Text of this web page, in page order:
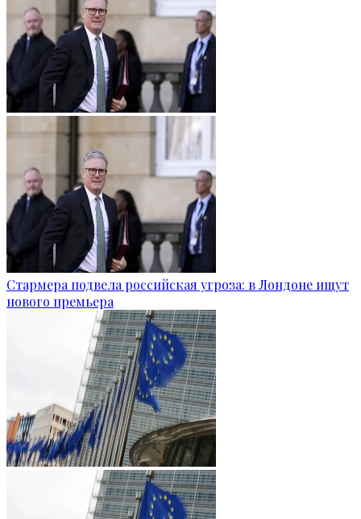
Стармера подвела российская угроза: в Лондоне ищут
нового премьера